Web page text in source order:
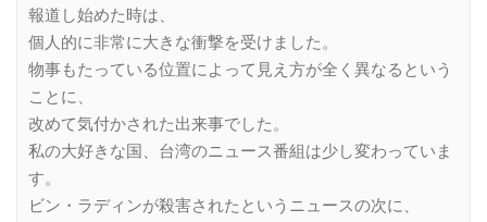
報道し始めた時は、
個人的に非常に大きな衝撃を受けました。
物事もたっている位置によって見え方が全く異なるという
ことに、
改めて気付かされた出来事でした。
私の大好きな国、台湾のニュース番組は少し変わっていま
す。
ビン・ラディンが殺害されたというニュースの次に、